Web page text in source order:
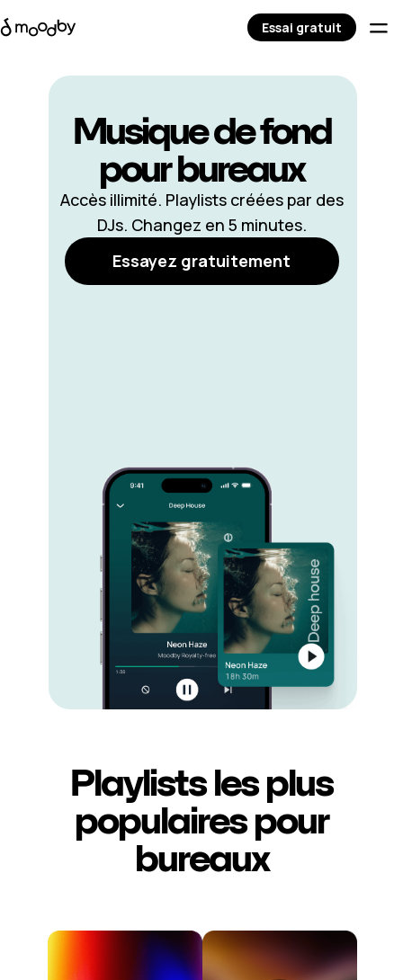
Musique de fond
pour bureaux
Accès illimité. Playlists créées par des
DJs. Changez en 5 minutes.
Essayez gratuitement
Playlists les plus
populaires pour
bureaux
Essai gratuit